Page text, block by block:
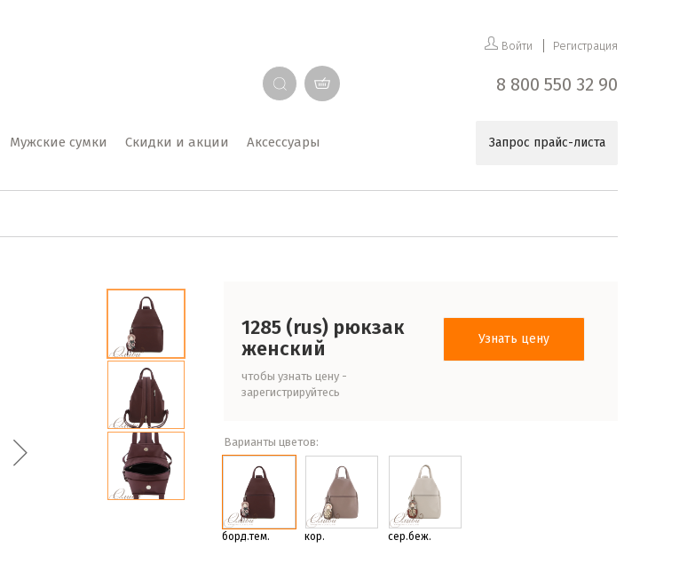
Мужские сумки Скидки и акции Аксессуары
Войти Регистрация
8 800 550 32 90
Запрос прайс-листа
1285 (rus) рюкзак
женский
чтобы узнать цену -
зарегистрируйтесь
Узнать цену
Варианты цветов:
борд.тем. кор. сер.беж.